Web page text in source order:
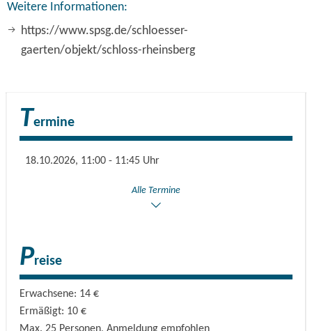
Weitere Informationen:
https://www.spsg.de/schloesser-
gaerten/objekt/schloss-rheinsberg
Termine
18.10.2026, 11:00 - 11:45 Uhr
Alle Termine
Preise
Erwachsene: 14 €
Ermäßigt: 10 €
Max. 25 Personen, Anmeldung empfohlen